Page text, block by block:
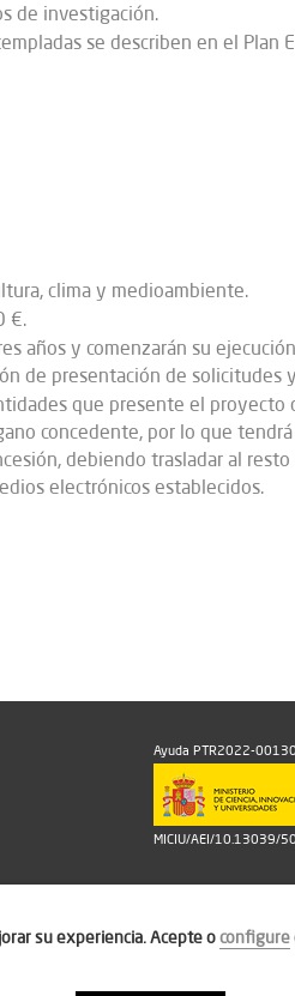
de investigación.
se describen en el
clima y medioambiente.
€.
años y comenzarán su
de presentación de solicitudes
que presente el proyecto
concedente, por lo que
debiendo trasladar al
electrónicos establecidos.
Ayuda PTR2022-
MICIU/AEI/10.13039/
su experiencia. Acepte oconfigure